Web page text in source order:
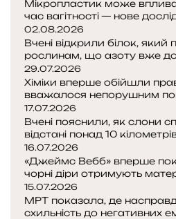
с
р
а
в
ж
н
і
й
п
т
а
ш
и
Мікропластик може
час вагітності — нове
02.08.2026
Вчені відкрили білок, який
рослинам, що азоту вже
29.07.2026
Хіміки вперше обійшли
вважалося непорушним
17.07.2026
Вчені пояснили, як слони
відстані понад 10
16.07.2026
«Джеймс Вебб» вперше
чорні діри отримують
15.07.2026
МРТ показала, де
схильність до негативних